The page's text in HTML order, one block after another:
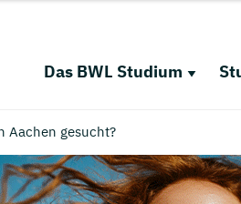
Das BWL Studium
Aachen gesucht?